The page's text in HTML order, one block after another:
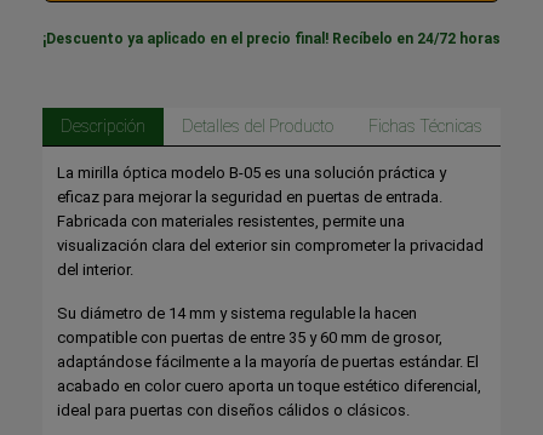
¡Descuento ya aplicado en el precio final! Recíbelo en 24/72 horas
Descripción Detalles del Producto Fichas Técnicas
La mirilla óptica modelo B-05 es una solución práctica y
eficaz para mejorar la seguridad en puertas de entrada.
Fabricada con materiales resistentes, permite una
visualización clara del exterior sin comprometer la privacidad
del interior.
Su diámetro de 14 mm y sistema regulable la hacen
compatible con puertas de entre 35 y 60 mm de grosor,
adaptándose fácilmente a la mayoría de puertas estándar. El
acabado en color cuero aporta un toque estético diferencial,
ideal para puertas con diseños cálidos o clásicos.